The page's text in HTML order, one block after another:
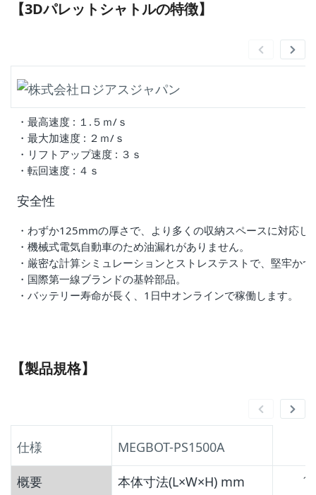
【3Dパレットシャトルの特徴】
・最高速度 : １.５ｍ/ｓ
・最大加速度 : ２ｍ/ｓ
・リフトアップ速度 : ３ｓ
・転回速度 : ４ｓ
安全性
・わずか125mmの厚さで、より多くの収納スペースに対応し
・機械式電気自動車のため油漏れがありません。
・厳密な計算シミュレーションとストレステストで、堅牢か
・国際第一線ブランドの基幹部品。
・バッテリー寿命が長く、1日中オンラインで稼働します。
【製品規格】
仕様 MEGBOT-PS1500A
概要 本体寸法(L×W×H) mm